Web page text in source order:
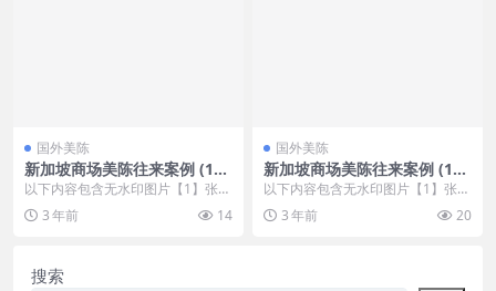
国外美陈
新加坡商场美陈往来案例 (161
4)包头市美陈工厂
以下内容包含无水印图片【1】张
，开通会员无障碍浏览 开通VIP会
员 3 年前 14
国外美陈
新加坡商场美陈往来案例 (135
5)襄阳市美陈
以下内容包含无水印图片【1】张
，开通会员无障碍浏览 开通VIP会
员 3 年前 20
搜索